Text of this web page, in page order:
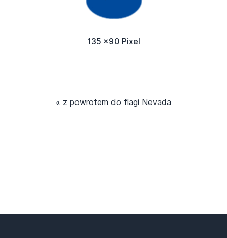
135 x90 Pixel
« z powrotem do flagi Nevada